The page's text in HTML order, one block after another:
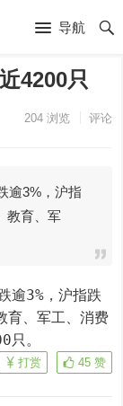
导航
4200只
204浏览 评论
逾3%，沪指
教育、军
育、军工、消费
只。
45 赞
打赏